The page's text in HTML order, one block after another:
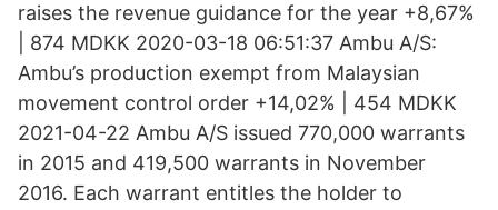
raises the revenue guidance for the year +8,67%
| 874 MDKK 2020-03-18 06:51:37 Ambu A/S:
Ambu’s production exempt from Malaysian
movement control order +14,02% | 454 MDKK
2021-04-22 Ambu A/S issued 770,000 warrants
in 2015 and 419,500 warrants in November
2016. Each warrant entitles the holder to